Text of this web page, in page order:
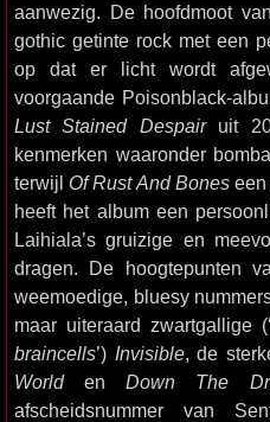
aanwezig. De hoofdmoot
gothic getinte rock met een
op dat er licht wordt
voorgaande Poisonblack-
Lust Stained Despairuit
kenmerken waaronder
terwijl Of Rust And Boneseen
heeft het album een
Laihiala’s gruizige en
dragen. De hoogtepunten
weemoedige, bluesy
maar uiteraard zwartgallige (‘
braincells’) Invisible, de
WorldenDown The
afscheidsnummer van